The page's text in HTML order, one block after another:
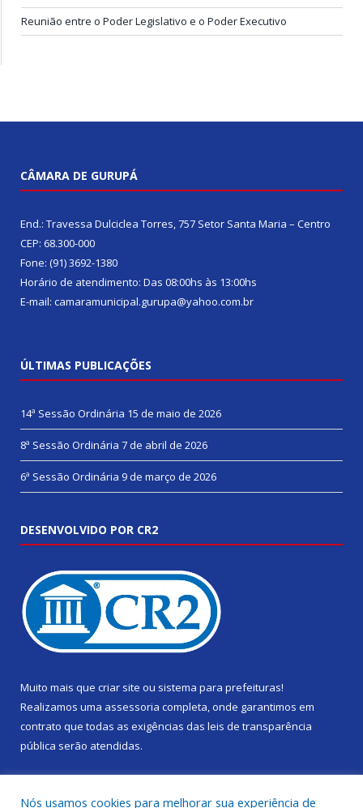
Reunião entre o Poder Legislativo e o Poder Executivo
CÂMARA DE GURUPÁ
End.: Travessa Dulciclea Torres, 757 Setor Santa Maria – Centro
CEP: 68.300-000
Fone: (91) 3692-1380
Horário de atendimento: Das 08:00hs às 13:00hs
E-mail: camaramunicipal.gurupa@yahoo.com.br
ÚLTIMAS PUBLICAÇÕES
14ª Sessão Ordinária 15 de maio de 2026
8ª Sessão Ordinária 7 de abril de 2026
6ª Sessão Ordinária 9 de março de 2026
DESENVOLVIDO POR CR2
Muito mais que criar site ou sistema para prefeituras!
Realizamos uma assessoria completa, onde garantimos em
contrato que todas as exigências das leis de transparência
pública serão atendidas.
Nós usamos cookies para melhorar sua experiência de